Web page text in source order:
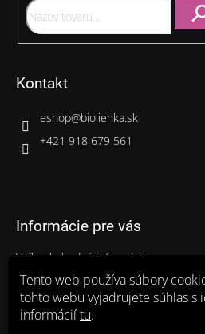
Tento web používa súbory
tohto webu vyjadrujete súhlas s
informáciítu.
Kontakt
eshop@biolienka.sk
+421 918 679 561
Informácie pre vás
Veľkoobchodné informácie
Gastro balenia
Ako nakupovať
Obchodné podmienky